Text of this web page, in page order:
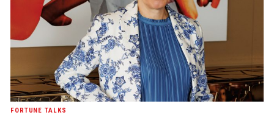
FORTUNE TALKS